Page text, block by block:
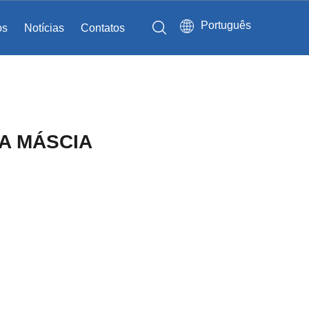
Notícias Contatos Português
MÁSCIA